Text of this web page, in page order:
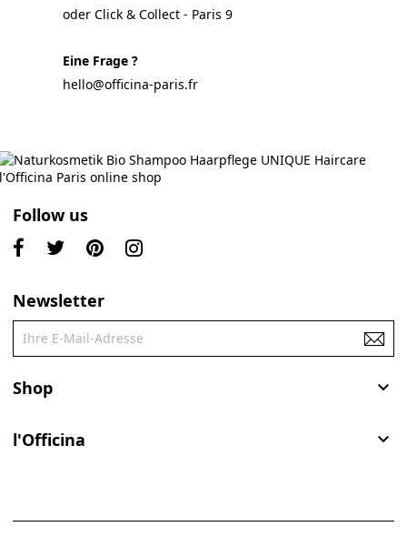
oder Click & Collect - Paris 9
Eine Frage ?
hello@officina-paris.fr
Follow us
Newsletter
Shop 
l'Officina 